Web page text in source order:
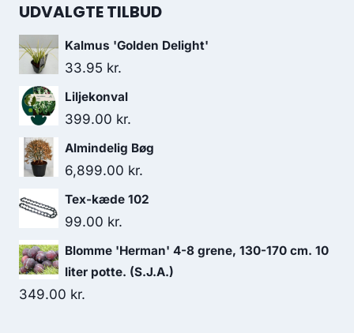
UDVALGTE TILBUD
Kalmus 'Golden Delight'
33.95 kr.
Liljekonval
399.00 kr.
Almindelig Bøg
6,899.00 kr.
Tex-kæde 102
99.00 kr.
Blomme 'Herman' 4-8 grene, 130-170 cm. 10
liter potte. (S.J.A.)
349.00 kr.